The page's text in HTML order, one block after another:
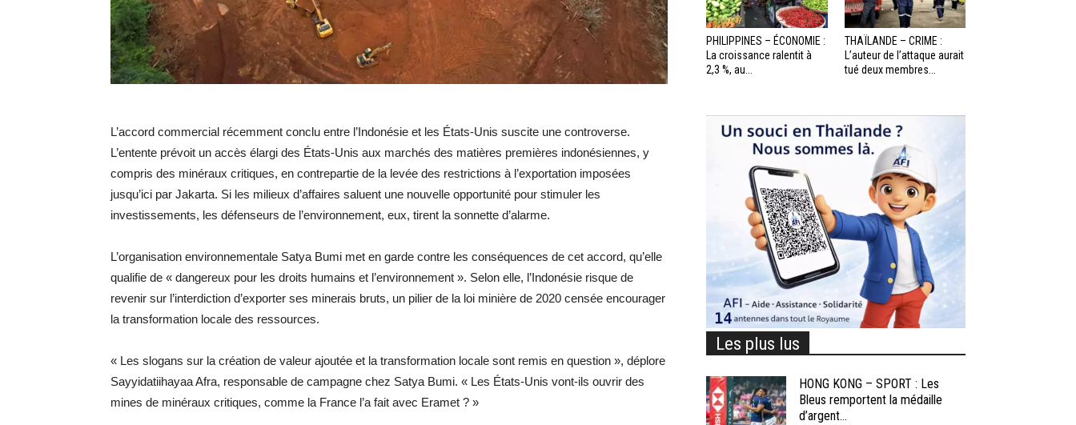
L’accord commercial récemment conclu entre l’Indonésie et les États-Unis suscite une controverse.
L’entente prévoit un accès élargi des États-Unis aux marchés des matières premières indonésiennes, y
compris des minéraux critiques, en contrepartie de la levée des restrictions à l’exportation imposées
jusqu’ici par Jakarta. Si les milieux d’affaires saluent une nouvelle opportunité pour stimuler les
investissements, les défenseurs de l’environnement, eux, tirent la sonnette d’alarme.
L’organisation environnementale Satya Bumi met en garde contre les conséquences de cet accord, qu’elle
qualifie de « dangereux pour les droits humains et l’environnement ». Selon elle, l’Indonésie risque de
revenir sur l’interdiction d’exporter ses minerais bruts, un pilier de la loi minière de 2020 censée encourager
la transformation locale des ressources.
« Les slogans sur la création de valeur ajoutée et la transformation locale sont remis en question », déplore
Sayyidatiihayaa Afra, responsable de campagne chez Satya Bumi. « Les États-Unis vont-ils ouvrir des
mines de minéraux critiques, comme la France l’a fait avec Eramet ? »
PHILIPPINES – ÉCONOMIE :
La croissance ralentit à
2,3 %, au...
THAÏLANDE – CRIME :
L’auteur de l’attaque aurait
tué deux membres...
Les plus lus
HONG KONG – SPORT : Les
Bleus remportent la médaille
d’argent...